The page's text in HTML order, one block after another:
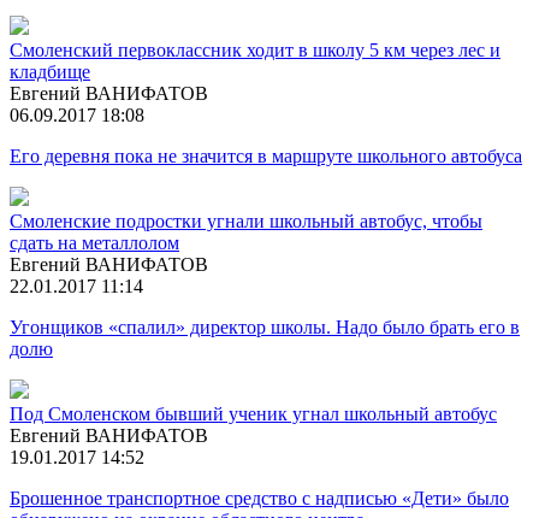
Смоленский первоклассник ходит в школу 5 км через лес и
кладбище
Евгений ВАНИФАТОВ
06.09.2017 18:08
Его деревня пока не значится в маршруте школьного автобуса
Смоленские подростки угнали школьный автобус, чтобы
сдать на металлолом
Евгений ВАНИФАТОВ
22.01.2017 11:14
Угонщиков «спалил» директор школы. Надо было брать его в
долю
Под Смоленском бывший ученик угнал школьный автобус
Евгений ВАНИФАТОВ
19.01.2017 14:52
Брошенное транспортное средство с надписью «Дети» было